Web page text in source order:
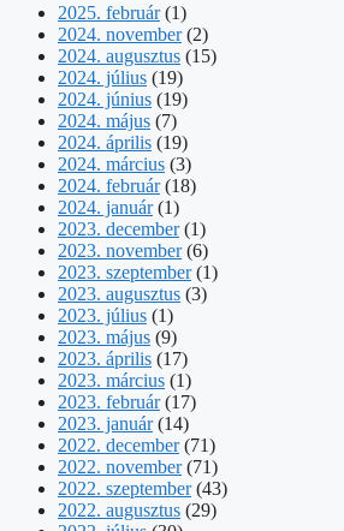
2025. február(1)
2024. november(2)
2024. augusztus (15)
2024. július (19)
2024. június (19)
2024. május (7)
2024. április (19)
2024. március (3)
2024. február(18)
2024. január(1)
2023. december(1)
2023. november(6)
2023. szeptember(1)
2023. augusztus (3)
2023. július (1)
2023. május (9)
2023. április (17)
2023. március (1)
2023. február(17)
2023. január(14)
2022. december(71)
2022. november(71)
2022. szeptember(43)
2022. augusztus (29)